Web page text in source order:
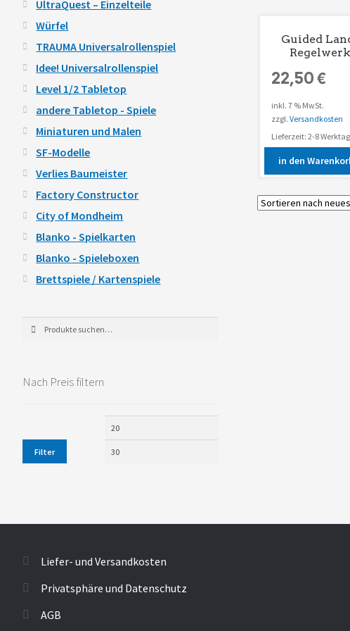
Guided
Regelwerk
22,50€
inkl. 7 % MwSt.
zzgl. Versandkosten
Lieferzeit: 2-8
in den
UltraQuest – Einzelteile
Würfel
TRAUMA Universalrollenspiel
Idee! Universalrollenspiel
Level 1/2 Tabletop
andere Tabletop - Spiele
Miniaturen und Malen
SF-Modelle
Verlies Baumeister
Factory Constructor
City of Mondheim
Blanko - Spielkarten
Blanko - Spieleboxen
Brettspiele / Kartenspiele
nach:
Nach Preis filtern
Filter
Liefer- und Versandkosten
Privatsphäre und Datenschutz
AGB